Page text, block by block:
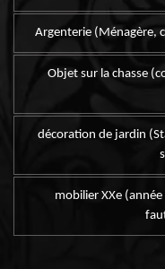
Argenterie (Ménagère,
Objet sur la chasse
décoration de jardin
mobilier XXe